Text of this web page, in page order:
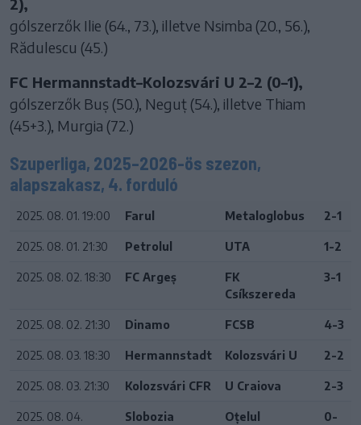
2),
gólszerzők Ilie (64., 73.), illetve Nsimba (20., 56.),
Rădulescu (45.)
FC Hermannstadt–Kolozsvári U 2–2 (0–1),
gólszerzők Buș (50.), Neguț (54.), illetve Thiam
(45+3.), Murgia (72.)
Szuperliga, 2025–2026-ös szezon,
alapszakasz, 4. forduló
2025. 08. 01. 19:00 Farul Metaloglobus 2-1
2025. 08. 01. 21:30 Petrolul UTA 1-2
2025. 08. 02. 18:30 FC Argeș
FK
Csíkszereda
3-1
2025. 08. 02. 21:30 Dinamo FCSB 4-3
2025. 08. 03. 18:30 Hermannstadt Kolozsvári U 2-2
2025. 08. 03. 21:30 Kolozsvári CFR U Craiova 2-3
2025. 08. 04.
Slobozia Oțelul
0-